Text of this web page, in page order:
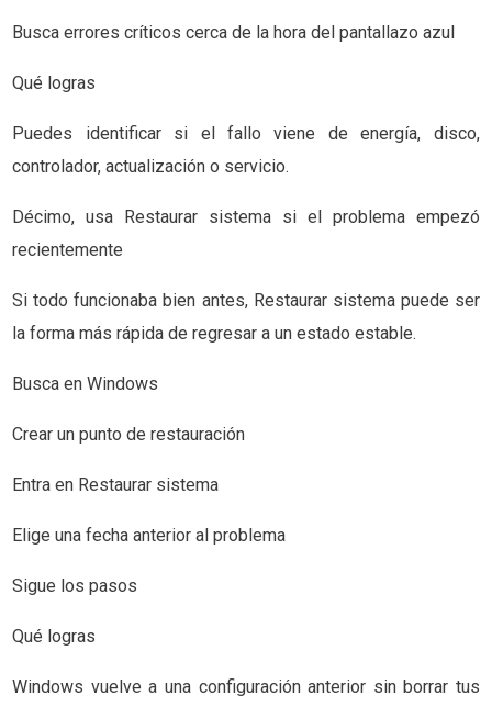
Busca errores críticos cerca de la hora del pantallazo azul
Qué logras
Puedes identificar si el fallo viene de energía, disco,
controlador, actualización o servicio.
Décimo, usa Restaurar sistema si el problema empezó
recientemente
Si todo funcionaba bien antes, Restaurar sistema puede ser
la forma más rápida de regresar a un estado estable.
Busca en Windows
Crear un punto de restauración
Entra en Restaurar sistema
Elige una fecha anterior al problema
Sigue los pasos
Qué logras
Windows vuelve a una configuración anterior sin borrar tus